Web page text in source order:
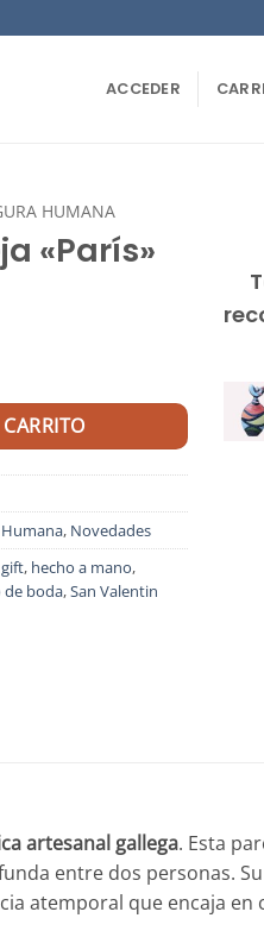
ACCEDER
HUMANA
«París»
, Novedades
gift, hecho a mano,
de boda,San Valentin
artesanal gallega. Esta
entre dos personas.
atemporal que encaja en